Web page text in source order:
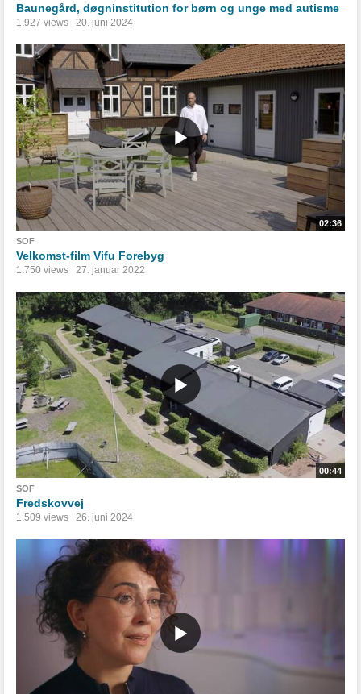
Baunegård, døgninstitution for børn og unge med autisme
1.927 views 20. juni 2024
02:36
SOF
Velkomst-film Vifu Forebyg
1.750 views 27. januar 2022
00:44
SOF
Fredskovvej
1.509 views 26. juni 2024